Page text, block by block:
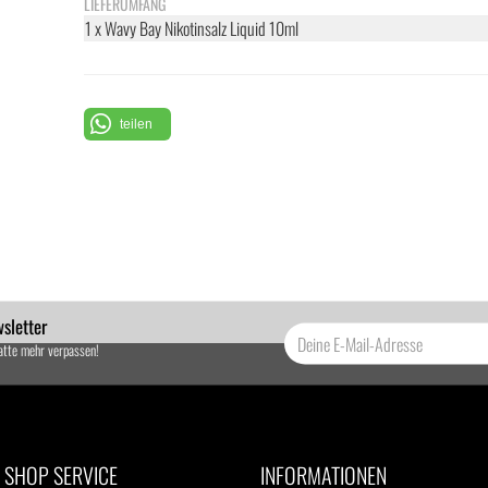
1 x Wavy Bay Nikotinsalz Liquid 10ml
teilen
mehr verpassen!
SHOP SERVICE INFORMATIONEN